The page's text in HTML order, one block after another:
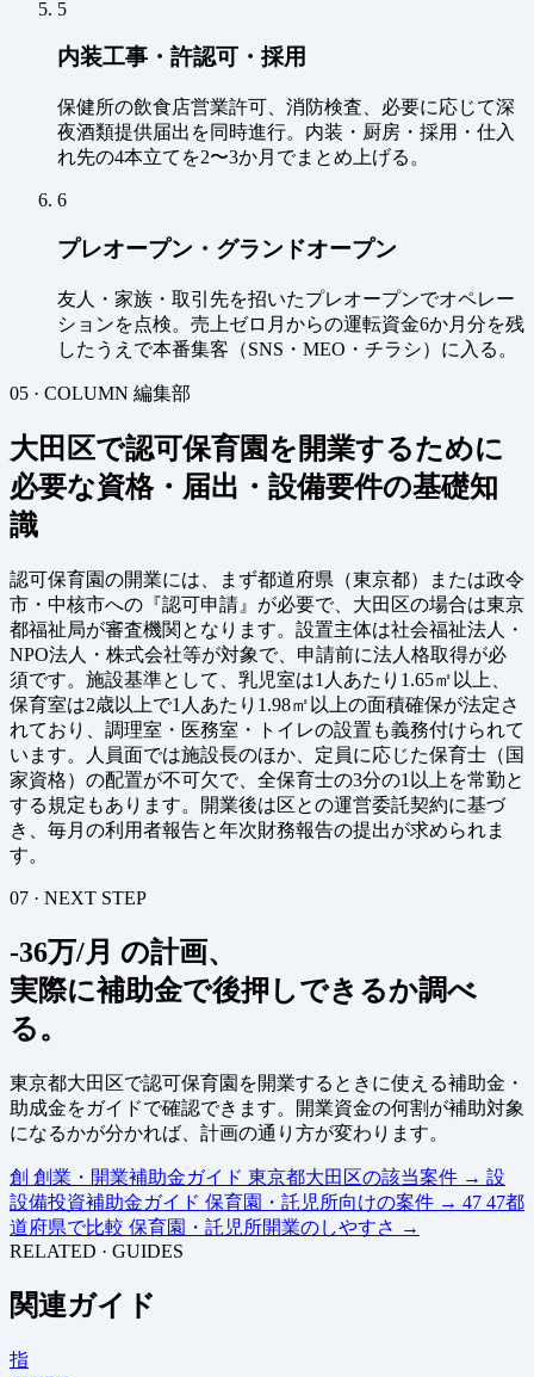
5
内装工事・許認可・採用
保健所の飲食店営業許可、消防検査、必要に応じて深
夜酒類提供届出を同時進行。内装・厨房・採用・仕入
れ先の4本立てを2〜3か月でまとめ上げる。
6
プレオープン・グランドオープン
友人・家族・取引先を招いたプレオープンでオペレー
ションを点検。売上ゼロ月からの運転資金6か月分を残
したうえで本番集客（SNS・MEO・チラシ）に入る。
05 · COLUMN 編集部
大田区で認可保育園を開業するために
必要な資格・届出・設備要件の基礎知
識
認可保育園の開業には、まず都道府県（東京都）または政令
市・中核市への『認可申請』が必要で、大田区の場合は東京
都福祉局が審査機関となります。設置主体は社会福祉法人・
NPO法人・株式会社等が対象で、申請前に法人格取得が必
須です。施設基準として、乳児室は1人あたり1.65㎡以上、
保育室は2歳以上で1人あたり1.98㎡以上の面積確保が法定さ
れており、調理室・医務室・トイレの設置も義務付けられて
います。人員面では施設長のほか、定員に応じた保育士（国
家資格）の配置が不可欠で、全保育士の3分の1以上を常勤と
する規定もあります。開業後は区との運営委託契約に基づ
き、毎月の利用者報告と年次財務報告の提出が求められま
す。
07 · NEXT STEP
-36万/月 の計画、
実際に補助金で後押しできるか調べ
る。
東京都大田区で認可保育園を開業するときに使える補助金・
助成金をガイドで確認できます。開業資金の何割が補助対象
になるかが分かれば、計画の通り方が変わります。
創 創業・開業補助金ガイド 東京都大田区の該当案件 → 設
設備投資補助金ガイド 保育園・託児所向けの案件 → 47 47都
道府県で比較 保育園・託児所開業のしやすさ →
RELATED · GUIDES
関連ガイド
指